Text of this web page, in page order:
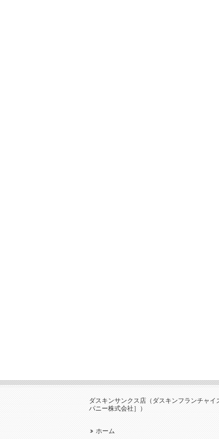
ダスキンサンクス店（ダスキンフランチャ
パニー株式会社］）
ホーム